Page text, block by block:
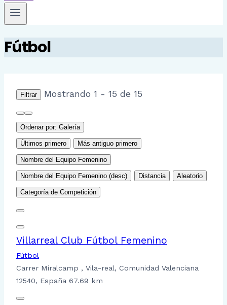
Fútbol
Filtrar Mostrando 1 - 15 de 15
Ordenar por: Galería
Últimos primero Más antiguo primero
Nombre del Equipo Femenino
Nombre del Equipo Femenino (desc) Distancia Aleatorio
Categoría de Competición
Villarreal Club Fútbol Femenino
Fútbol
Carrer Miralcamp , Vila-real, Comunidad Valenciana
12540, España 67.69 km